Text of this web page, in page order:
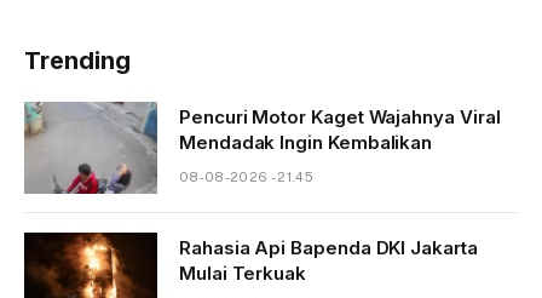
Trending
Pencuri Motor Kaget Wajahnya Viral
Mendadak Ingin Kembalikan
08-08-2026 - 21.45
Rahasia Api Bapenda DKI Jakarta
Mulai Terkuak